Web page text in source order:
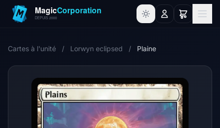
Cartes à l'unité / Lorwyn eclipsed / Plaine